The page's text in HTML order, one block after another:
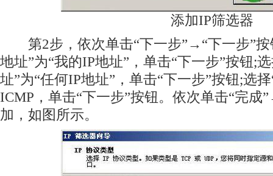
添加IP筛选器
第2步，依次单击“下一步”→“下一步”按
地址”为“我的IP地址”，单击“下一步”按钮;
址”为“任何IP地址”，单击“下一步”按钮;选
ICMP，单击“下一步”按钮。依次单击“完成
加，如图所示。